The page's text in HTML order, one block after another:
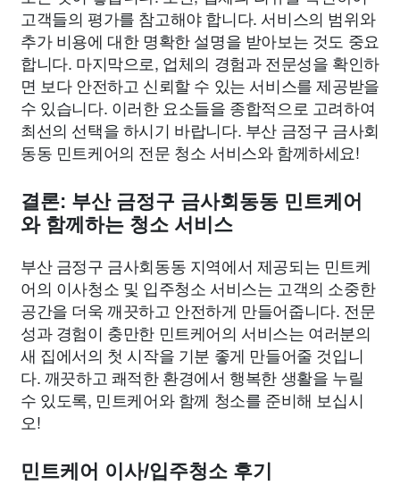
고객들의 평가를 참고해야 합니다. 서비스의 범위와
추가 비용에 대한 명확한 설명을 받아보는 것도 중요
합니다. 마지막으로, 업체의 경험과 전문성을 확인하
면 보다 안전하고 신뢰할 수 있는 서비스를 제공받을
수 있습니다. 이러한 요소들을 종합적으로 고려하여
최선의 선택을 하시기 바랍니다. 부산 금정구 금사회
동동 민트케어의 전문 청소 서비스와 함께하세요!
결론: 부산 금정구 금사회동동 민트케어
와 함께하는 청소 서비스
부산 금정구 금사회동동 지역에서 제공되는 민트케
어의 이사청소 및 입주청소 서비스는 고객의 소중한
공간을 더욱 깨끗하고 안전하게 만들어줍니다. 전문
성과 경험이 충만한 민트케어의 서비스는 여러분의
새 집에서의 첫 시작을 기분 좋게 만들어줄 것입니
다. 깨끗하고 쾌적한 환경에서 행복한 생활을 누릴
수 있도록, 민트케어와 함께 청소를 준비해 보십시
오!
민트케어 이사/입주청소 후기